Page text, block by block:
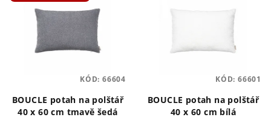
BOUCLE potah na polštář
40 x 60 cm tmavě šedá
KÓD: 66604
BOUCLE potah na polštář
40 x 60 cm bílá
KÓD: 66601